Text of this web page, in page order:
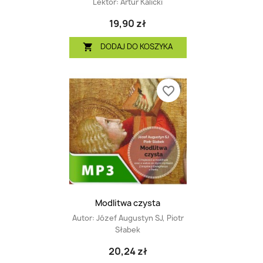
Lektor: Artur Kalicki
19,90 zł
 DODAJ DO KOSZYKA
Modlitwa czysta
Autor: Józef Augustyn SJ, Piotr
Słabek
20,24 zł
favorite_border